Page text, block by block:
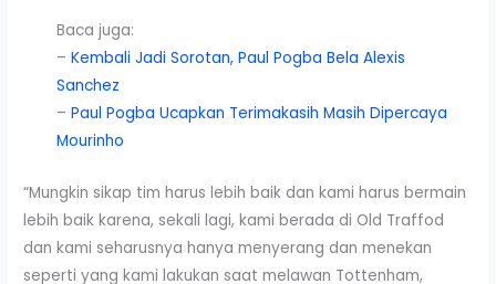
Baca juga:
–Kembali Jadi Sorotan, Paul Pogba Bela Alexis
Sanchez
–Paul Pogba Ucapkan Terimakasih Masih Dipercaya
Mourinho
“Mungkin sikap tim harus lebih baik dan kami harus bermain
lebih baik karena, sekali lagi, kami berada di Old Traffod
dan kami seharusnya hanya menyerang dan menekan
seperti yang kami lakukan saat melawan Tottenham,